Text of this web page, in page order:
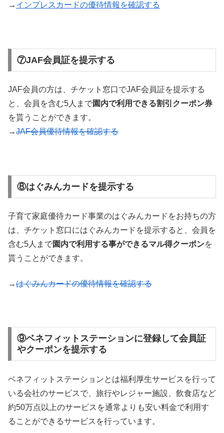
→ インプレスカードの優待情報を確認する
⑦JAF会員証を提示する
JAF会員の方は、チケット窓口でJAF会員証を提示する
と、会員を含む5人まで園内で利用できる割引クーポン券
を貰うことができます。
→JAF会員優待情報を確認する
⑧はぐみんカードを提示する
子育て家庭優待カード事業のはぐみんカードをお持ちの方
は、チケット窓口にはぐみんカードを提示すると、会員を
含む5人まで園内で利用する事ができるマル得クーポンを
貰うことができます。
→はぐみんカードの優待情報を確認する
⑨ベネフィットステーションに登録して会員証
やクーポンを提示する
ベネフィットステーションとは福利厚生サービスを行って
いる会社のサービスで、旅行やレジャー施設、飲食店など
約50万点以上のサービスを通常よりも安い料金で利用す
ることができるサービスを行っています。